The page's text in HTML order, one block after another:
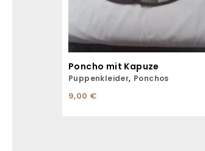
Poncho mit Kapuze
Puppenkleider, Ponchos
9,00 €